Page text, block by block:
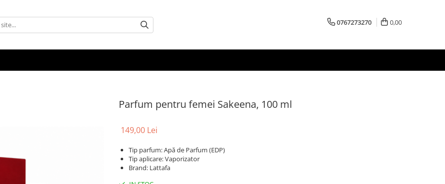
0767273270 0,00
Parfum pentru femei Sakeena, 100 ml
149,00 Lei
Tip parfum: Apă de Parfum (EDP)
Tip aplicare: Vaporizator
Brand: Lattafa